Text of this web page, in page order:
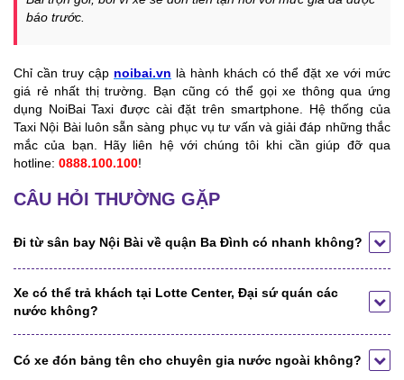
báo trước.
Chỉ cần truy cập noibai.vn là hành khách có thể đặt xe với mức
giá rẻ nhất thị trường. Bạn cũng có thể gọi xe thông qua ứng
dụng NoiBai Taxi được cài đặt trên smartphone. Hệ thống của
Taxi Nội Bài luôn sẵn sàng phục vụ tư vấn và giải đáp những thắc
mắc của bạn. Hãy liên hệ với chúng tôi khi cần giúp đỡ qua
hotline: 0888.100.100!
CÂU HỎI THƯỜNG GẶP
Đi từ sân bay Nội Bài về quận Ba Đình có nhanh không?
Xe có thể trả khách tại Lotte Center, Đại sứ quán các
nước không?
Có xe đón bảng tên cho chuyên gia nước ngoài không?